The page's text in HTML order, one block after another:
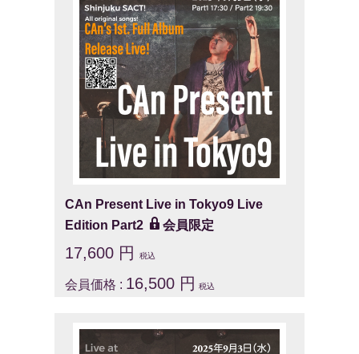
CAn Present Live in Tokyo9 Live
Edition Part2
会員限定
17,600 円税込
会員価格 : 16,500 円 税込